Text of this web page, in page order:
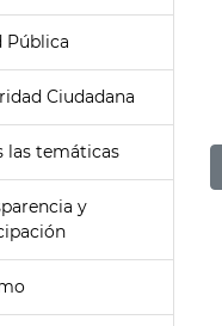
Pública
Ciudadana
las temáticas
y